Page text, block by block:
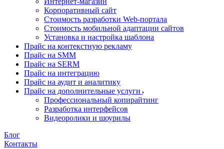
Корпоративный сайт
Стоимость разработки Web-портала
Стоимость мобильной адаптации сайтов
Установка и настройка шаблона
Прайс на контекстную рекламу
Прайс на SMM
Прайс на SERM
Прайс на интеграцию
Прайс на аудит и аналитику
Прайс на дополнительные услуги
Профессиональный копирайтинг
Разработка интерфейсов
Видеоролики и шоурилы
Блог
Контакты